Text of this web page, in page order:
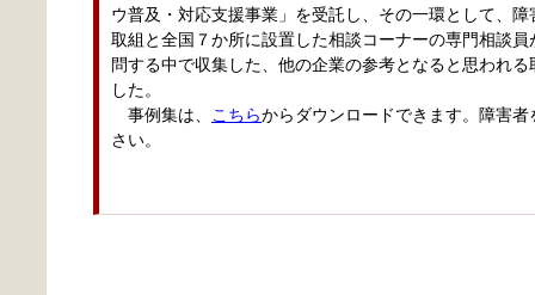
ウ普及・対応支援事業」を受託し、その一環として、
取組と全国７か所に設置した相談コーナーの専門相談
問する中で収集した、他の企業の参考となると思われ
した。
事例集は、
こちらからダウンロードできます。障害
さい。